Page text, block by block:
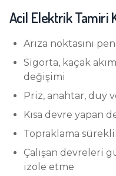
Acil Elektrik Tamiri
Arıza noktasını
Sigorta, kaçak
değişimi
Priz, anahtar, duy
Kısa devre yapan
Topraklama
Çalışan devreleri
izole etme